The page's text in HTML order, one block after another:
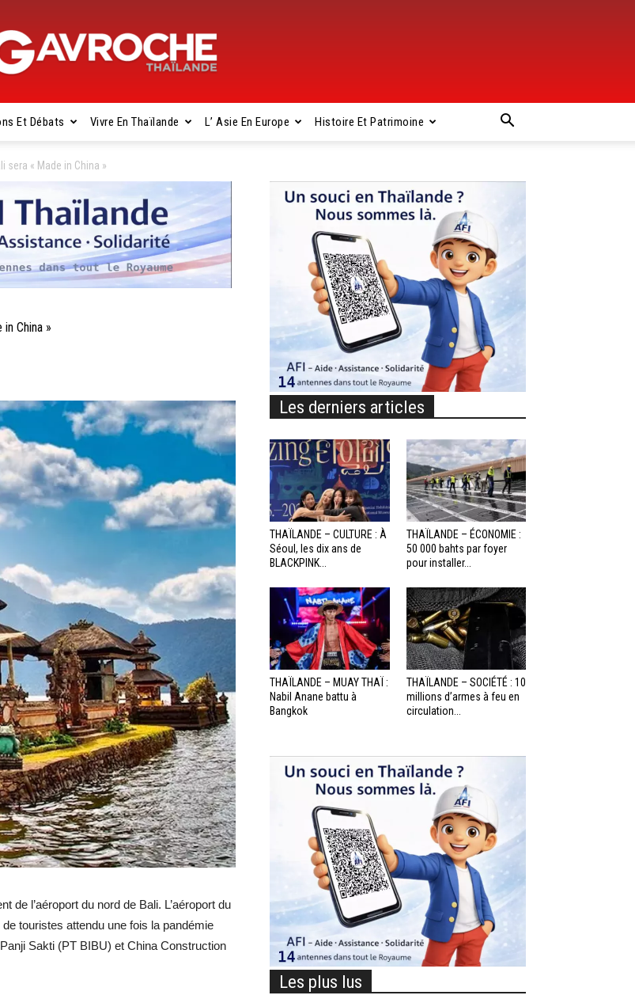
Gavroche
Thaïlande
Et Débats Vivre En Thaïlande L’ Asie En Europe Histoire Et Patrimoine
sera « Made in China »
China »
de l’aéroport du nord de Bali. L’aéroport du
touristes attendu une fois la pandémie
Sakti (PT BIBU) et China Construction
Les derniers articles
THAÏLANDE – CULTURE : À
Séoul, les dix ans de
BLACKPINK...
THAÏLANDE – ÉCONOMIE :
50 000 bahts par foyer
pour installer...
THAÏLANDE – MUAY THAÏ :
Nabil Anane battu à
Bangkok
THAÏLANDE – SOCIÉTÉ : 10
millions d’armes à feu en
circulation...
Les plus lus